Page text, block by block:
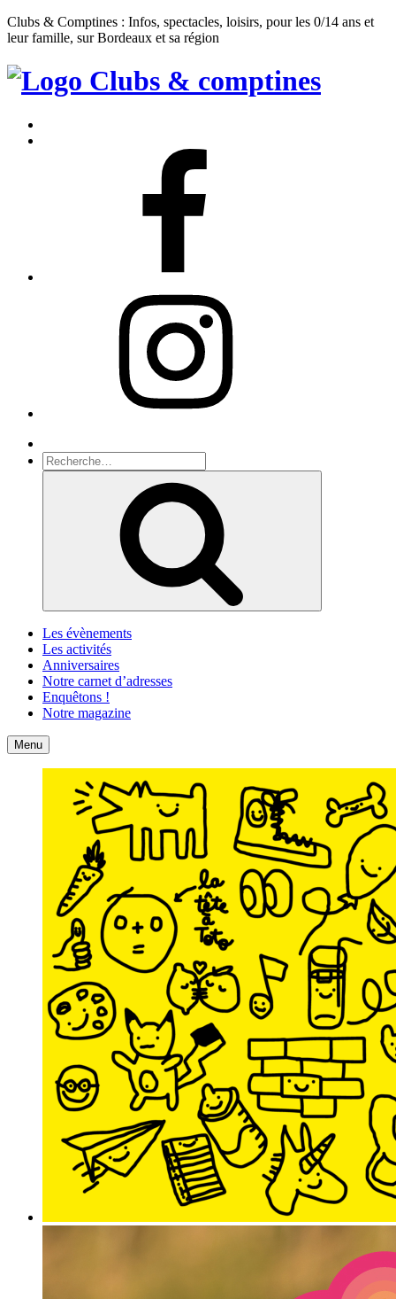
Clubs & Comptines : Infos, spectacles, loisirs, pour les 0/14 ans et
leur famille, sur Bordeaux et sa région
Clubs
Comptines
Recherche
pour
Les évènements
Les activités
Anniversaires
Notre carnet d’adresses
Enquêtons !
Notre magazine
Accueil
Menu Contact